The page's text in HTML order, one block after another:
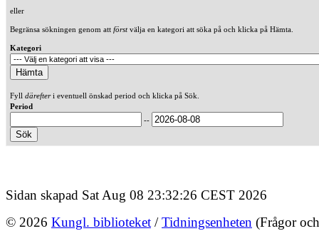
eller
Begränsa sökningen genom att förstvälja en kategori att söka på och klicka på Hämta.
Kategori
Fyll därefteri eventuell önskad period och klicka på Sök.
Period
--
Sidan skapad Sat Aug 08 23:32:26 CEST 2026
© 2026 Kungl. biblioteket /Tidningsenheten (Frågor